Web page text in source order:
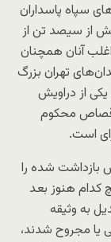
سپاه پاسداران
گنابادی در اواخر اسفند ۹۶، بیش از سیصد تن از
آنان همچنان
تهران بزرگ
از دراویش
قصاص محکوم
است.
بازداشت شده را
کدام هنوز بعد
به وثیقه
یا مجروح شدند،